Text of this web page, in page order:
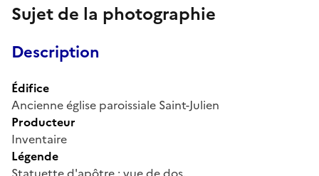
Sujet de la photographie
Description
Édifice
Ancienne église paroissiale Saint-Julien
Producteur
Inventaire
Légende